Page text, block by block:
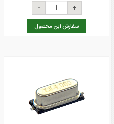
سفارش این محصول